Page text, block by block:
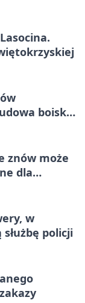
boisk
znów może
dla
w
policji